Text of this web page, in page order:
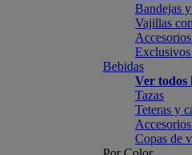
Bandejas
Vajillas
Bebidas
Ver todos
Tazas
Teteras y
Copas de